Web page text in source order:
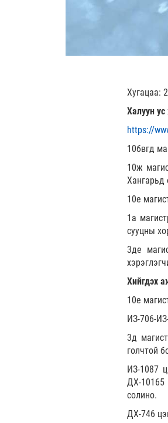
Хугацаа:
Халуун ус
https://
10бвгд
10ж
Хангарьд
10е
1а
сууцны
3де
Хийгдэх
10е
ИЗ-706-
3д
голчтой
ИЗ-1087
ДХ-10165
солино.
ДХ-746